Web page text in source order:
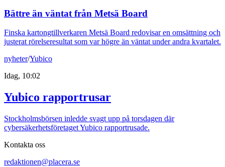
Bättre än väntat från Metsä Board
Finska kartongtillverkaren Metsä Board redovisar en omsättning och
justerat rörelseresultat som var högre än väntat under andra kvartalet.
nyheter/Yubico
Idag, 10:02
Yubico rapportrusar
Stockholmsbörsen inledde svagt upp på torsdagen där
cybersäkerhetsföretaget Yubico rapportrusade.
Kontakta oss
redaktionen@placera.se